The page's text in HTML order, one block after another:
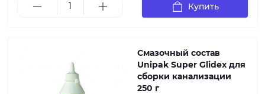
Купить
Смазочный состав
Unipak Super Glidex для
сборки канализации
250 г